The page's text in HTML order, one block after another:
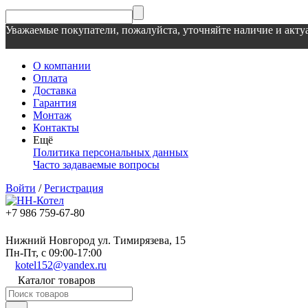
Уважаемые покупатели, пожалуйста, уточняйте наличие и
О компании
Оплата
Доставка
Гарантия
Монтаж
Контакты
Ещё
Политика персональных данных
Часто задаваемые вопросы
Войти /Регистрация
+7 986 759-67-80
Нижний Новгород ул. Тимирязева, 15
Пн-Пт, с 09:00-17:00
kotel152@yandex.ru
Каталог товаров